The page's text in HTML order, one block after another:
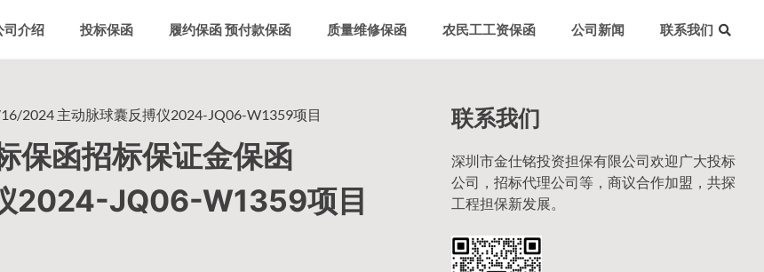
司介绍 投标保函 履约保函 预付款保函 质量维修保函 农民工工资保函 公司新闻 联系我们
2024 主动脉球囊反搏仪2024-JQ06-W1359项目
保函招标保证金保函
2024-JQ06-W1359项目
联系我们
深圳市金仕铭投资担保有限公司欢迎广大投标
公司，招标代理公司等，商议合作加盟，共探
工程担保新发展。